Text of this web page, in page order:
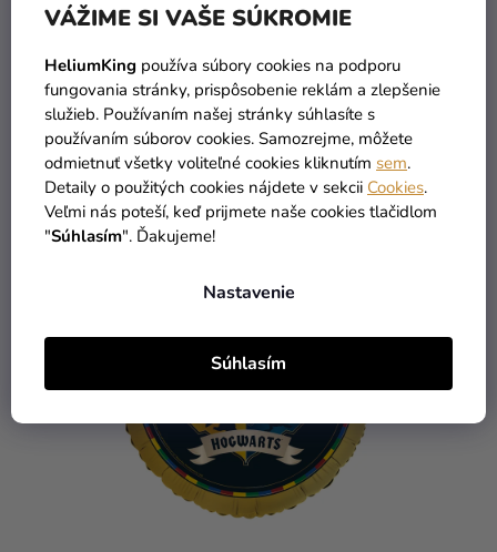
VÁŽIME SI VAŠE SÚKROMIE
HeliumKing používa súbory cookies na podporu
fungovania stránky, prispôsobenie reklám a zlepšenie
služieb. Používaním našej stránky súhlasíte s
používaním súborov cookies. Samozrejme, môžete
odmietnuť všetky voliteľné cookies kliknutím sem.
Detaily o použitých cookies nájdete v sekcii Cookies.
Veľmi nás poteší, keď prijmete naše cookies tlačidlom
"Súhlasím". Ďakujeme!
Nastavenie
Súhlasím
Fóliový balón - Batman na motorke 46 cm
4,19 €
3,19 €
-24 %
DO KOŠÍKA